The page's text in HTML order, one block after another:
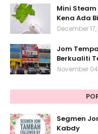
Mini
Kena Ada
December
Jom
Berkualiti
November
Segmen
Kabdy